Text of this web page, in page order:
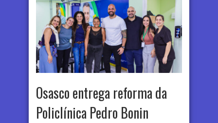
Osasco entrega reforma da
Policlínica Pedro Bonin